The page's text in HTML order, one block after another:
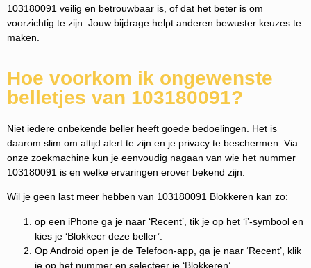
103180091 veilig en betrouwbaar is, of dat het beter is om
voorzichtig te zijn. Jouw bijdrage helpt anderen bewuster keuzes te
maken.
Hoe voorkom ik ongewenste
belletjes van 103180091?
Niet iedere onbekende beller heeft goede bedoelingen. Het is
daarom slim om altijd alert te zijn en je privacy te beschermen. Via
onze zoekmachine kun je eenvoudig nagaan van wie het nummer
103180091 is en welke ervaringen erover bekend zijn.
Wil je geen last meer hebben van 103180091 Blokkeren kan zo:
op een iPhone ga je naar ‘Recent’, tik je op het ‘i’-symbool en
kies je ‘Blokkeer deze beller’.
Op Android open je de Telefoon-app, ga je naar ‘Recent’, klik
je op het nummer en selecteer je ‘Blokkeren’.